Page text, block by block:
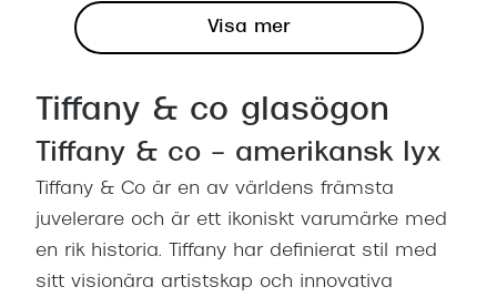
Visa mer
Tiffany & co glasögon
Tiffany & co – amerikansk lyx
Tiffany & Co är en av världens främsta
juvelerare och är ett ikoniskt varumärke med
en rik historia. Tiffany har definierat stil med
sitt visionära artistskap och innovativa